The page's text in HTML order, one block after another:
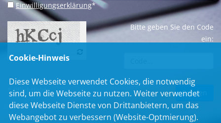
Einwilligungserklärung*
Bitte geben Sie den Code
ein:
* Pflichtfeld
Cookie-Hinweis
Diese Webseite verwendet Cookies, die notwendig
sind, um die Webseite zu nutzen. Weiter verwendet
diese Webseite Dienste von Drittanbietern, um das
Webangebot zu verbessern (Website-Optmierung).